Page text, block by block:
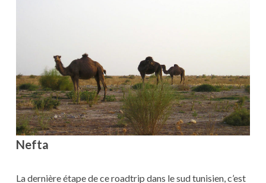
Nefta
La dernière étape de ce roadtrip dans le sud tunisien, c’est